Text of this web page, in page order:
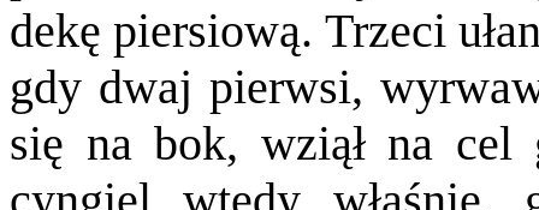
dekę piersiową. Trzeci
gdy dwaj pierwsi,
się na bok, wziął na cel